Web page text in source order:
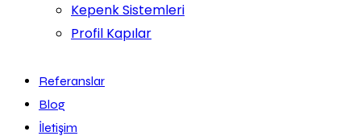
Kepenk Sistemleri
Profil Kapılar
Referanslar
Blog
İletişim